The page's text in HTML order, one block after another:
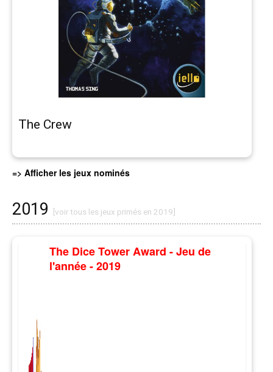
The Crew
=> Afficher les jeux nominés
2019 [voir tous les jeux primés en 2019]
The Dice Tower Award - Jeu de
l'année - 2019